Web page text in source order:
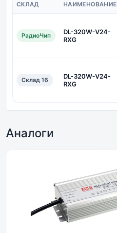
СКЛАД НАИМЕНОВАНИЕ
РадиоЧип
DL-320W-V24-
RXG
Склад 16
DL-320W-V24-
RXG
Аналоги